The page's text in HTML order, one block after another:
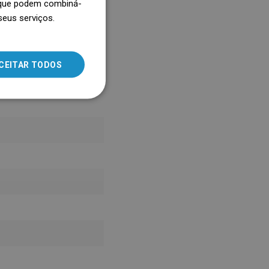
SLOVAK
ROMANIAN
FRENCH
podem combiná-
serviços.
TODOS